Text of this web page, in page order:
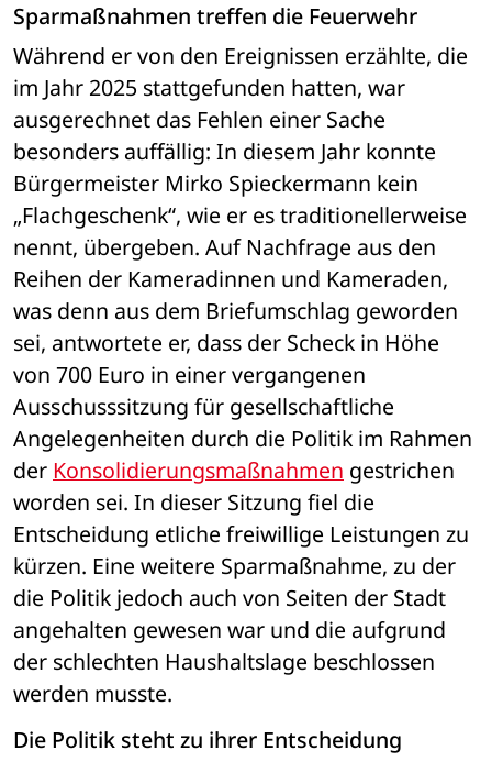
Sparmaßnahmen treffen die Feuerwehr
Während er von den Ereignissen erzählte, die
im Jahr 2025 stattgefunden hatten, war
ausgerechnet das Fehlen einer Sache
besonders auffällig: In diesem Jahr konnte
Bürgermeister Mirko Spieckermann kein
„Flachgeschenk“, wie er es traditionellerweise
nennt, übergeben. Auf Nachfrage aus den
Reihen der Kameradinnen und Kameraden,
was denn aus dem Briefumschlag geworden
sei, antwortete er, dass der Scheck in Höhe
von 700 Euro in einer vergangenen
Ausschusssitzung für gesellschaftliche
Angelegenheiten durch die Politik im Rahmen
der Konsolidierungsmaßnahmen gestrichen
worden sei. In dieser Sitzung fiel die
Entscheidung etliche freiwillige Leistungen zu
kürzen. Eine weitere Sparmaßnahme, zu der
die Politik jedoch auch von Seiten der Stadt
angehalten gewesen war und die aufgrund
der schlechten Haushaltslage beschlossen
werden musste.
Die Politik steht zu ihrer Entscheidung